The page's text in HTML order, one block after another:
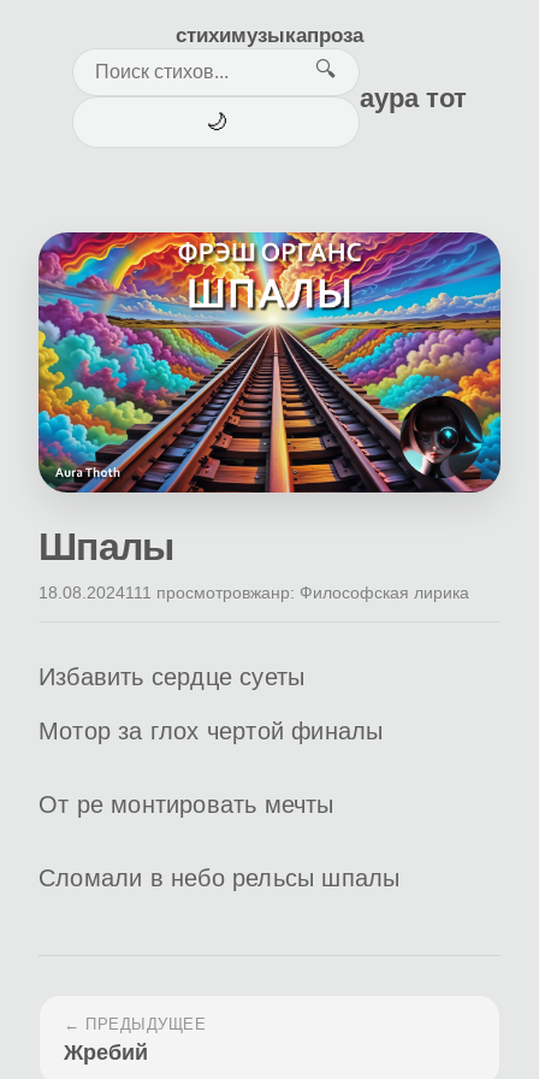
стихимузыкапроза
🔍
🌙
аура тот
Шпалы
18.08.2024111 просмотровжанр: Философская лирика
Избавить сердце суеты
Мотор за глох чертой финалы
От ре монтировать мечты
Сломали в небо рельсы шпалы
← ПРЕДЫДУЩЕЕ
Жребий